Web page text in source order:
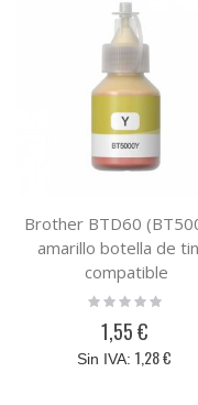
Brother BTD60
amarillo botella de
compatible
Rating:
1,55 €
1,28 €